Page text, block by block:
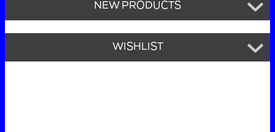
NEW PRODUCTS
WISHLIST